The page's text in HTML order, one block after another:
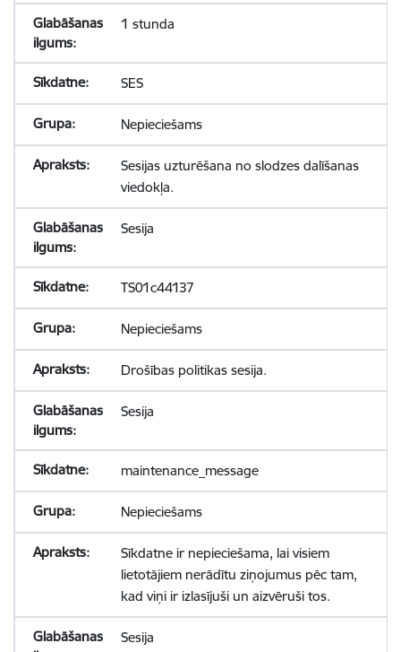
1 stunda
SES
Nepieciešams
Sesijas uzturēšana no slodzes dalīšanas
viedokļa.
Sesija
TS01c44137
Nepieciešams
Drošības politikas sesija.
Sesija
maintenance_message
Nepieciešams
Sīkdatne ir nepieciešama, lai visiem
lietotājiem nerādītu ziņojumus pēc tam,
kad viņi ir izlasījuši un aizvēruši tos.
Sesija